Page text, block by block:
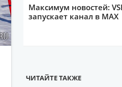
Максимум новостей:
запускает канал в MAX
ЧИТАЙТЕ ТАКЖЕ